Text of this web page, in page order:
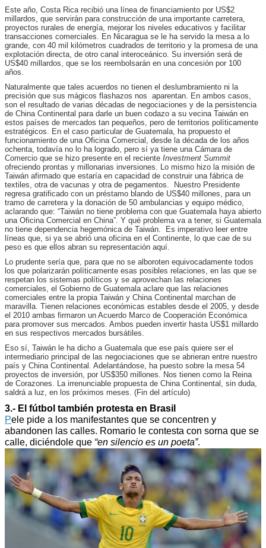
Este año, Costa Rica recibió una línea de financiamiento por US$2
millardos, que servirán para construcción de una importante carretera,
proyectos rurales de energía, mejorar los niveles educativos y facilitar
transacciones comerciales. En Nicaragua se le ha servido la mesa a lo
grande, con 40 mil kilómetros cuadrados de territorio y la promesa de una
explotación directa, de otro canal interoceánico. Su inversión será de
US$40 millardos, que se los reembolsarán en una concesión por 100
años.
Naturalmente que tales acuerdos no tienen el deslumbramiento ni la
precisión que sus mágicos flashazos nos aparentan. En ambos casos,
son el resultado de varias décadas de negociaciones y de la persistencia
de China Continental para darle un buen codazo a su vecina Taiwán en
estos países de mercados tan pequeños, pero de territorios políticamente
estratégicos. En el caso particular de Guatemala, ha propuesto el
funcionamiento de una Oficina Comercial, desde la década de los años
ochenta, todavía no lo ha logrado, pero sí ya tiene una Cámara de
Comercio que se hizo presente en el reciente Investment Summit
ofreciendo prontas y millonarias inversiones. Lo mismo hizo la misión de
Taiwán afirmado que estaría en capacidad de construir una fábrica de
textiles, otra de vacunas y otra de pegamentos. Nuestro Presidente
regresa gratificado con un préstamo blando de US$40 millones, para un
tramo de carretera y la donación de 50 ambulancias y equipo médico,
aclarando que: “Taiwán no tiene problema con que Guatemala haya abierto
una Oficina Comercial en China”. Y qué problema va a tener, si Guatemala
no tiene dependencia hegemónica de Taiwán. Es imperativo leer entre
líneas que, si ya se abrió una oficina en el Continente, lo que cae de su
peso es que ellos abran su representación aquí.
Lo prudente sería que, para que no se alboroten equivocadamente todos
los que polarizarán políticamente esas posibles relaciones, en las que se
respetan los sistemas políticos y se aprovechan las relaciones
comerciales, el Gobierno de Guatemala aclare que las relaciones
comerciales entre la propia Taiwán y China Continental marchan de
maravilla. Tienen relaciones económicas estables desde el 2005, y desde
el 2010 ambas firmaron un Acuerdo Marco de Cooperación Económica
para promover sus mercados. Ambos pueden invertir hasta US$1 millardo
en sus respectivos mercados bursátiles.
Eso sí, Taiwán le ha dicho a Guatemala que ese país quiere ser el
intermediario principal de las negociaciones que se abrieran entre nuestro
país y China Continental. Adelantándose, ha puesto sobre la mesa 54
proyectos de inversión, por US$350 millones. Nos tienen como la Reina
de Corazones. La irrenunciable propuesta de China Continental, sin duda,
saldrá a luz, en los próximos meses. (Fin del artículo)
3.- El fútbol también protesta en Brasil
Pele pide a los manifestantes que se concentren y
abandonen las calles. Romario le contesta con sorna que se
calle, diciéndole que “en silencio es un poeta”.